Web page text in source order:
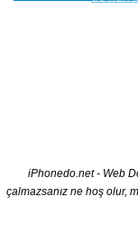
iPhonedo.net - Web
çalmazsanız ne hoş olur,